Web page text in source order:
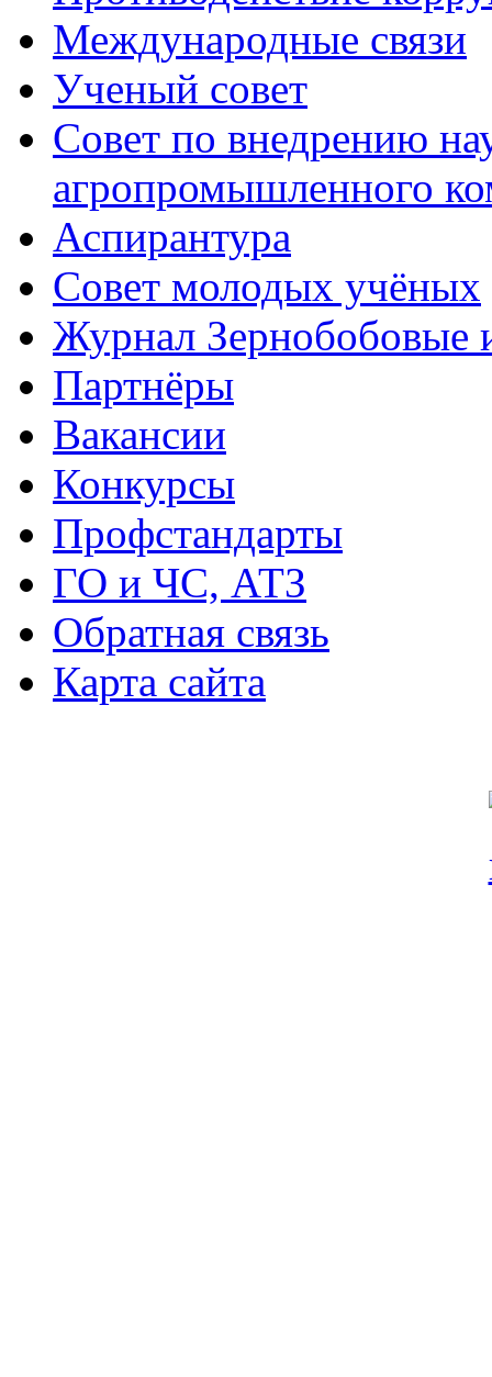
Международные связи
Ученый совет
Совет по внедрению
агропромышленного
Аспирантура
Совет молодых учёных
Журнал Зернобобовые
Партнёры
Вакансии
Конкурсы
Профстандарты
ГО и ЧС, АТЗ
Обратная связь
Карта сайта